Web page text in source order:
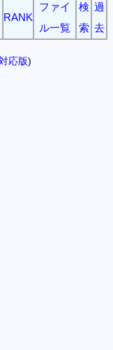
RANK
ファイ
ル一覧
検
索
過
去
応版)